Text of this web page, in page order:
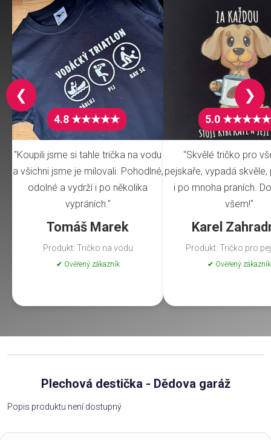
4.8 ★★★★★
"Koupili jsme si tahle trička na vodu
a všichni jsme je milovali. Pohodlné,
odolné a vydrží i po několika
vypráních."
Tomáš Marek
Produkt: Tričko na vodu
✔ Ověřený zákazník
5.0 ★★★★★
"Skvělé tričko pro
pejskaře, vypadá
i po mnoha praních.
všem!"
Karel
Produkt: Tričko pro
✔ Ověřený zákazník
❮ ❯
Plechová destička - Dědova garáž
Popis produktu není dostupný